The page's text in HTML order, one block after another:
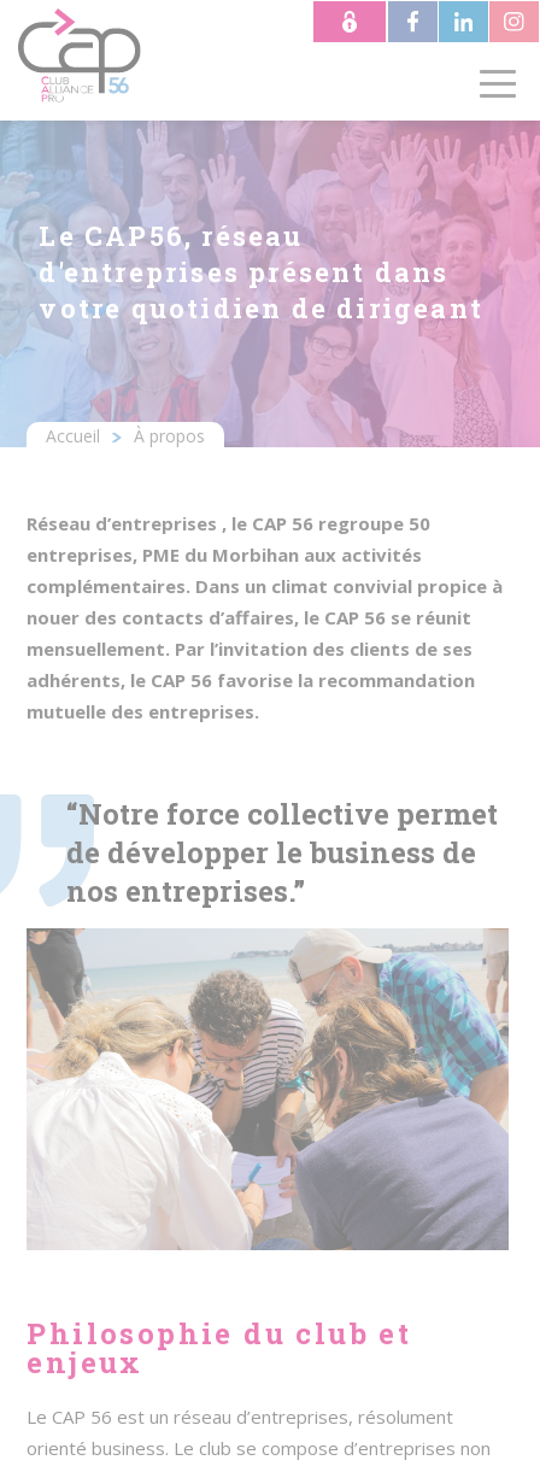
au
contenu
principal
Le CAP56, réseau
d'entreprises présent dans
votre quotidien de dirigeant
Fil
Accueil À propos
Réseau d’entreprises , le CAP 56 regroupe 50
entreprises, PME du Morbihan aux activités
complémentaires. Dans un climat convivial propice à
nouer des contacts d’affaires, le CAP 56 se réunit
mensuellement. Par l’invitation des clients de ses
adhérents, le CAP 56 favorise la recommandation
mutuelle des entreprises.
“Notre force collective permet
de développer le business de
nos entreprises.”
Philosophie du club et
enjeux
Le CAP 56 est un réseau d’entreprises, résolument
orienté business. Le club se compose d’entreprises non